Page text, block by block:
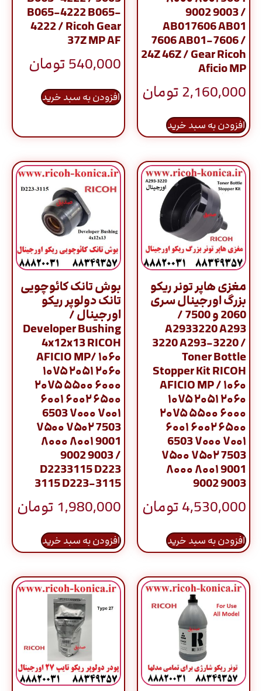
9002 9003 /
AB017606 AB01
7606 AB01-7606 /
24Z 46Z / Gear Ricoh
Aficio MP
2,160,000تومان
افزودن به سبد خرید
B065-4222 B065-
4222 / Ricoh Gear
37Z MP AF
540,000تومان
افزودن به سبد خرید
مغزی هاپر تونر ریکو
بزرگ اورجینال سری
2060 و 7500 /
A2933220 A293
3220 A293-3220 /
Toner Bottle
Stopper Kit RICOH
AFICIO MP / ۱۰۶۰
۱۰۷۵ ۲۰۵۱ ۲۰۶۰
۲۰۷۵ ۵۵۰۰ ۶۰۰۰
۶۰۰۱ ۶۰۰۲ ۶۵۰۰
6503 ۷۰۰۰ ۷۰۰۱
۷۵۰۰ ۷۵۰۲ 7503
۸۰۰۰ ۸۰۰۱ 9001
9002 9003
4,530,000تومان
افزودن به سبد خرید
بوش تانک کائوچویی
تانک دولوپر ریکو
اورجینال /
Developer Bushing
4x12x13 RICOH
AFICIO MP/ ۱۰۶۰
۱۰۷۵ ۲۰۵۱ ۲۰۶۰
۲۰۷۵ ۵۵۰۰ ۶۰۰۰
۶۰۰۱ ۶۰۰۲ ۶۵۰۰
6503 ۷۰۰۰ ۷۰۰۱
۷۵۰۰ ۷۵۰۲ 7503
۸۰۰۰ ۸۰۰۱ 9001
9002 9003 /
D2233115 D223
3115 D223-3115
1,980,000 تومان
افزودن به سبد خرید